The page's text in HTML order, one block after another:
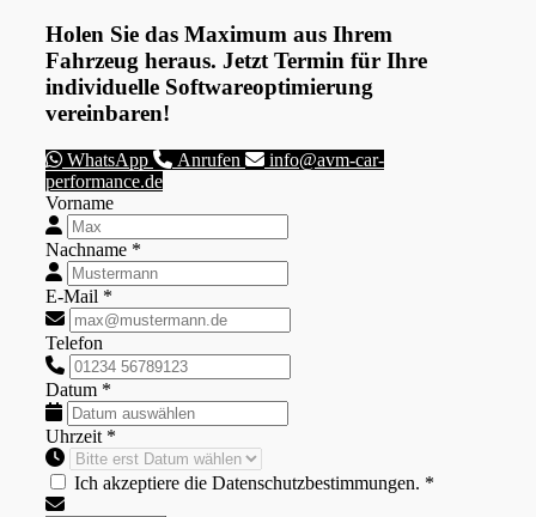
Holen Sie das Maximum aus Ihrem
Fahrzeug heraus. Jetzt Termin für Ihre
individuelle Softwareoptimierung
vereinbaren!
WhatsApp Anrufen
info@avm-car-
performance.de
Vorname
Nachname *
E-Mail *
Telefon
Datum *
Uhrzeit *
Ich akzeptiere die Datenschutzbestimmungen. *